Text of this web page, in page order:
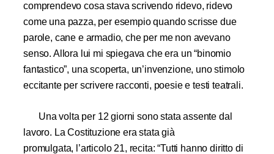
comprendevo cosa stava scrivendo ridevo, ridevo
come una pazza, per esempio quando scrisse due
parole, cane e armadio, che per me non avevano
senso. Allora lui mi spiegava che era un “binomio
fantastico”, una scoperta, un’invenzione, uno stimolo
eccitante per scrivere racconti, poesie e testiteatrali.
Una volta per 12 giorni sono stata assente dal
lavoro. La Costituzione era stata già
promulgata, l’articolo 21, recita: “Tutti hanno diritto di